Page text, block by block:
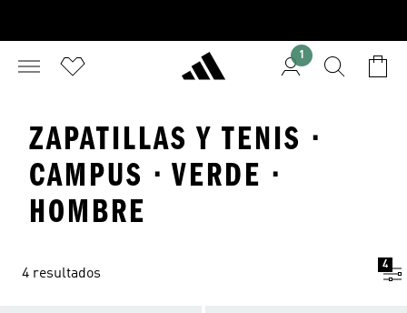
1
ZAPATILLAS Y TENIS ·
CAMPUS · VERDE ·
HOMBRE
4 resultados
4